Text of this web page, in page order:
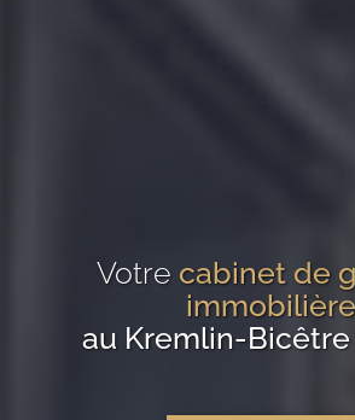
Votre cabinet de
immobilière
au Kremlin-Bicêtre